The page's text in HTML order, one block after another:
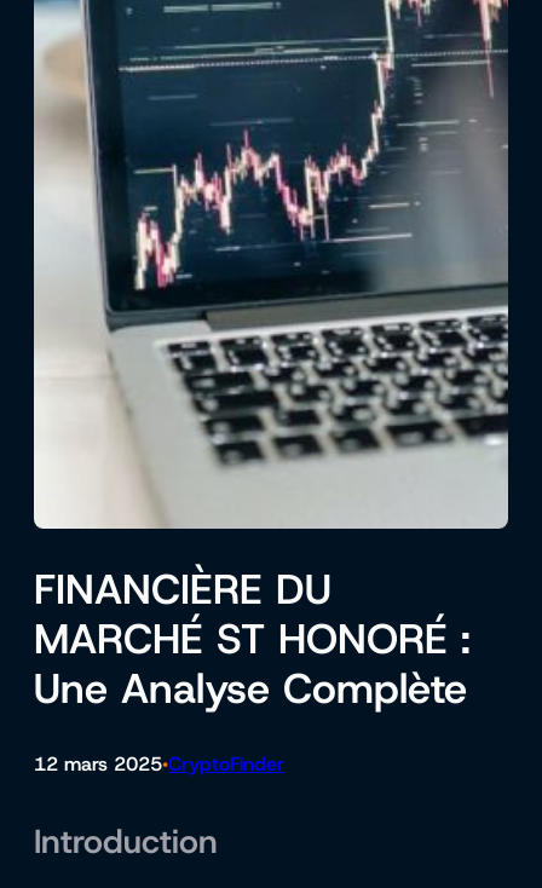
FINANCIÈRE DU
MARCHÉ ST HONORÉ :
Une Analyse Complète
12 mars 2025•CryptoFinder
Introduction